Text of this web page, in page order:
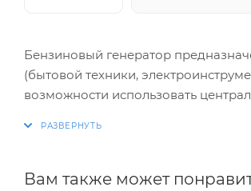
Бензиновый генератор
(бытовой техники,
возможности использовать
Вам также может